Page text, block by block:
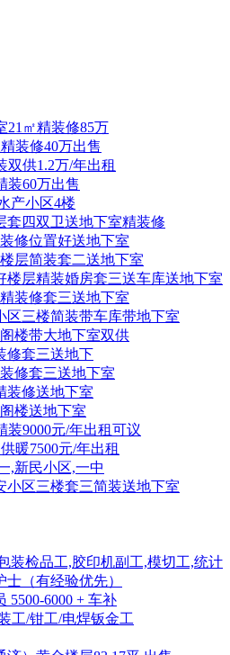
21㎡精装修85万
装修40万出售
双供1.2万/年出租
装60万出售
产小区4楼
套四双卫送地下室精装修
修位置好送地下室
层简装套二送地下室
楼层精装婚房套三送车库送地下室
装修套三送地下室
区三楼简装带车库带地下室
楼带大地下室双供
修套三送地下
修套三送地下室
装修送地下室
楼送地下室
装9000元/年出租可议
暖7500元/年出租
,新民小区,一中
小区三楼套三简装送地下室
装检品工,胶印机副工,模切工,统计
（有经验优先）
5500-6000 + 车补
工/钳工/电焊钣金工